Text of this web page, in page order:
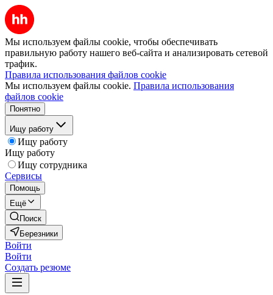
Мы используем файлы cookie, чтобы обеспечивать
правильную работу нашего веб-сайта и анализировать сетевой
трафик.
Правила использования файлов cookie
Мы используем файлы cookie. Правила использования
файлов cookie
Понятно
Ищу работу
Ищу работу
Ищу работу
Ищу сотрудника
Сервисы
Помощь
Ещё
Поиск
Березники
Войти
Войти
Создать резюме